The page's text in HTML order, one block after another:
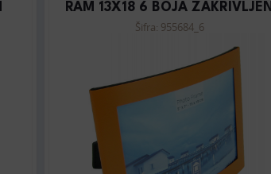
RAM 13X18 6 BOJA ZAKRIVLJEN
Šifra: 955684_6